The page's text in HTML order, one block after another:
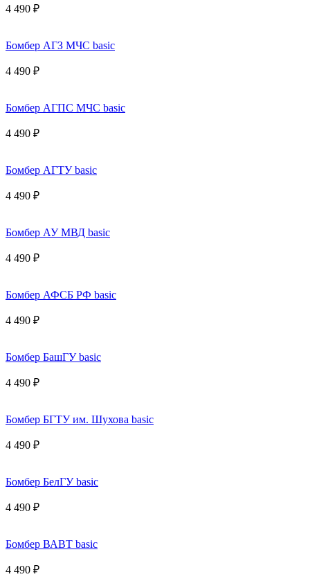
4 490 ₽
Бомбер АГЗ МЧС basic
4 490 ₽
Бомбер АГПС МЧС basic
4 490 ₽
Бомбер АГТУ basic
4 490 ₽
Бомбер АУ МВД basic
4 490 ₽
Бомбер АФСБ РФ basic
4 490 ₽
Бомбер БашГУ basic
4 490 ₽
Бомбер БГТУ им. Шухова basic
4 490 ₽
Бомбер БелГУ basic
4 490 ₽
Бомбер ВАВТ basic
4 490 ₽